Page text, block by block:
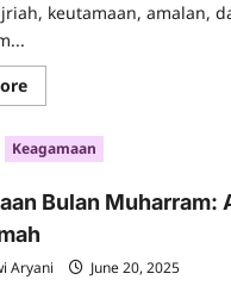
keutamaan, amalan,
Read
more
Mengenal
1
Muharram:
Baru
&
Hijriah
Keagamaan
Bulan Muharram:
Aryani June 20, 2025